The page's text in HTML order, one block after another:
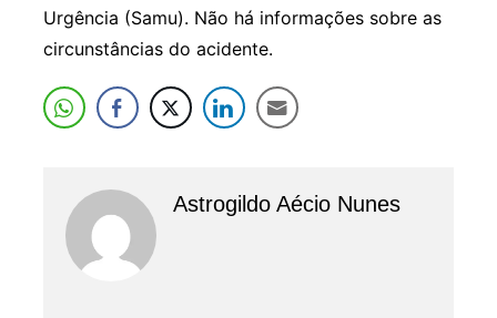
Urgência (Samu). Não há informações sobre as
circunstâncias do acidente.
Astrogildo Aécio Nunes